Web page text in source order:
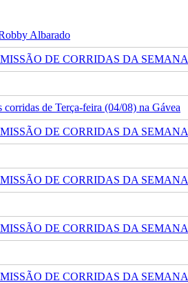
Albarado
DE CORRIDAS DA SEMANA
de Terça-feira (04/08) na Gávea
DE CORRIDAS DA SEMANA
DE CORRIDAS DA SEMANA
DE CORRIDAS DA SEMANA
DE CORRIDAS DA SEMANA